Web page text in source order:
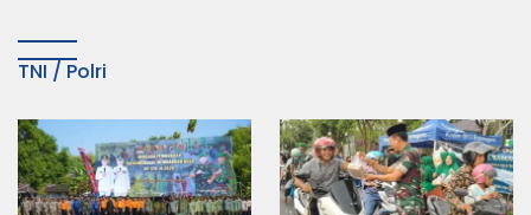
TNI / Polri